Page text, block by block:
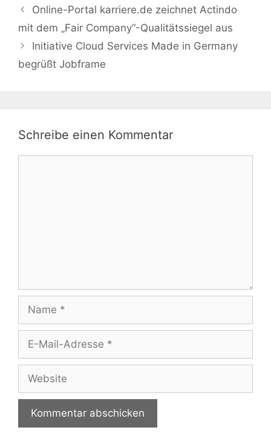
Online-Portal karriere.de zeichnet Actindo
mit dem „Fair Company“-Qualitätssiegel aus
Initiative Cloud Services Made in Germany
begrüßt Jobframe
Schreibe einen Kommentar
Name
Adresse
Website